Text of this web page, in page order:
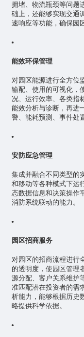
拥堵、物流瓶颈等问题
础上，还能够实现交通
速响应等功能，确保园
能效环保管理
对园区能源进行全方位
输配、使用的可视化，
况、运行效率、各类指
能效分析与诊断，再进
警、能耗预测、事件处
安防应急管理
集成并融合不同类型的
和移动等各种模式下运
态数据信息和决策操作
消防系统联动的能力。
园区招商服务
对园区的招商流程进行
的透明度，使园区管理
源分配、客户关系维护
准匹配潜在投资者的需
析能力，能够根据历史
略提供科学依据。